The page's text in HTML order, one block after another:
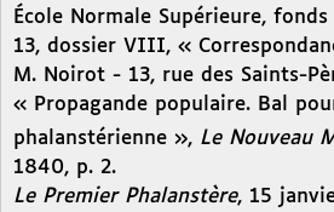
École Normale Supérieure,
13, dossier VIII, «
M. Noirot - 13, rue des Saints-
« Propagande populaire. Bal
phalanstérienne », Le Nouveau
1840, p. 2.
Le Premier Phalanstère, 15